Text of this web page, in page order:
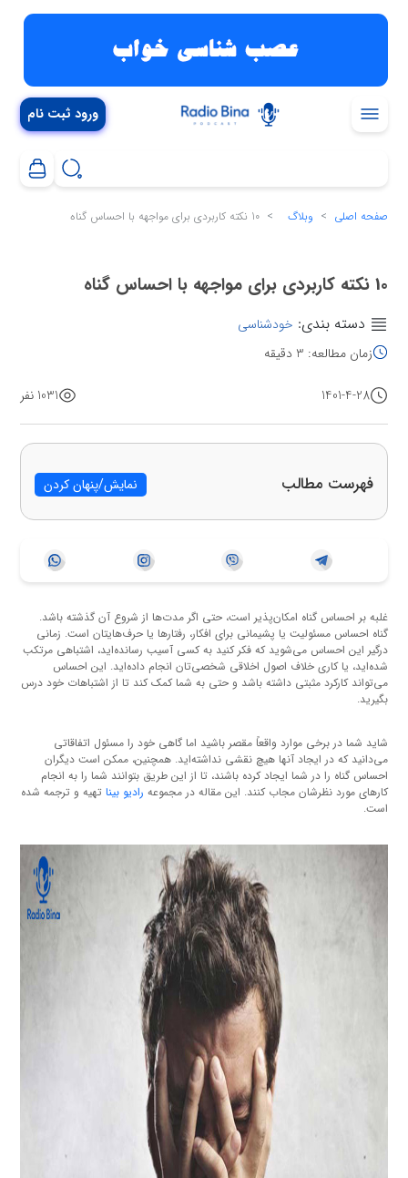
ورود ثبت نام
صفحه اصلی وبلاگ 10 نکته کاربردی برای مواجهه با احساس گناه
10 نکته کاربردی برای مواجهه با احساس گناه
1401-4-28 1031 نفر
زمان مطالعه: 3 دقیقه
دسته بندی: خودشناسی
فهرست مطالب نمایش/پنهان کردن
غلبه بر احساس گناه امکان‌پذیر است، حتی اگر مدت‌ها از شروع آن گذشته باشد.
گناه احساس مسئولیت یا پشیمانی برای افکار، رفتارها یا حرف‌هایتان است. زمانی
درگیر این احساس می‌شوید که فکر کنید به کسی آسیب رسانده‌اید، اشتباهی مرتکب
شده‌اید، یا کاری خلاف اصول اخلاقی شخصی‌تان انجام داده‌اید. این احساس
می‌تواند کارکرد مثبتی داشته باشد و حتی به شما کمک کند تا از اشتباهات خود درس
بگیرید.
شاید شما در برخی موارد واقعاً مقصر باشید اما گاهی خود را مسئول اتفاقاتی
می‌دانید که در ایجاد آنها هیچ نقشی نداشته‌اید. همچنین، ممکن است دیگران
احساس گناه را در شما ایجاد کرده باشند، تا از این طریق بتوانند شما را به انجام
کارهای مورد نظرشان مجاب کنند. این مقاله در مجموعه رادیو بینا تهیه و ترجمه شده
است.